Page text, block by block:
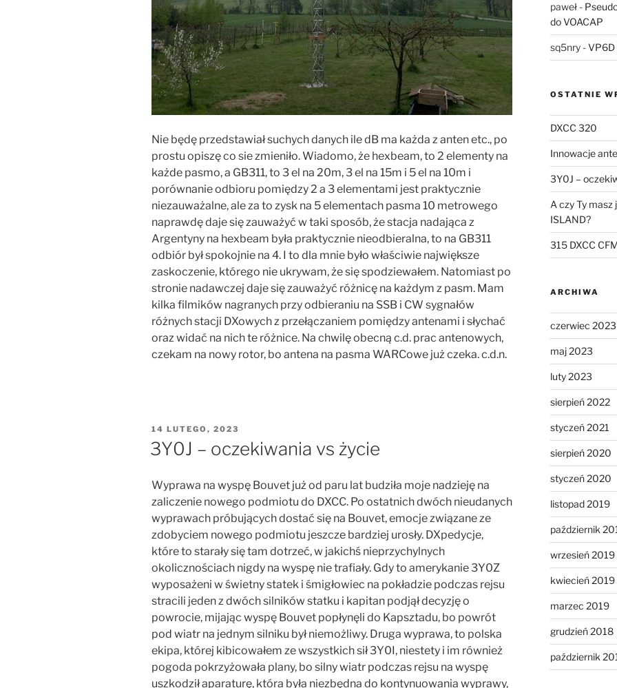
Nie będę przedstawiał suchych danych ile dB ma każda z anten etc., po
prostu opiszę co sie zmieniło. Wiadomo, że hexbeam, to 2 elementy na
każde pasmo, a GB311, to 3 el na 20m, 3 el na 15m i 5 el na 10m i
porównanie odbioru pomiędzy 2 a 3 elementami jest praktycznie
niezauważalne, ale za to zysk na 5 elementach pasma 10 metrowego
naprawdę daje się zauważyć w taki sposób, że stacja nadająca z
Argentyny na hexbeam była praktycznie nieodbieralna, to na GB311
odbiór był spokojnie na 4. I to dla mnie było właściwie największe
zaskoczenie, którego nie ukrywam, że się spodziewałem. Natomiast po
stronie nadawczej daje się zauważyć różnicę na każdym z pasm. Mam
kilka filmików nagranych przy odbieraniu na SSB i CW sygnałów
różnych stacji DXowych z przełączaniem pomiędzy antenami i słychać
oraz widać na nich te różnice. Na chwilę obecną c.d. prac antenowych,
czekam na nowy rotor, bo antena na pasma WARCowe już czeka. c.d.n.
OPUBLIKOWANE
W
14 LUTEGO, 2023
3Y0J – oczekiwania vs życie
Wyprawa na wyspę Bouvet już od paru lat budziła moje nadzieję na
zaliczenie nowego podmiotu do DXCC. Po ostatnich dwóch nieudanych
wyprawach próbujących dostać się na Bouvet, emocje związane ze
zdobyciem nowego podmiotu jeszcze bardziej urosły. DXpedycje,
które to starały się tam dotrzeć, w jakichś nieprzychylnych
okolicznościach nigdy na wyspę nie trafiały. Gdy to amerykanie 3Y0Z
wyposażeni w świetny statek i śmigłowiec na pokładzie podczas rejsu
stracili jeden z dwóch silników statku i kapitan podjął decyzję o
powrocie, mijając wyspę Bouvet popłynęli do Kapsztadu, bo powrót
pod wiatr na jednym silniku był niemożliwy. Druga wyprawa, to polska
ekipa, której kibicowałem ze wszystkich sił 3Y0I, niestety i im również
pogoda pokrzyżowała plany, bo silny wiatr podczas rejsu na wyspę
uszkodził aparaturę, która była niezbędna do kontynuowania wyprawy,
paweł-
do VOACAP
sq5nry-VP6D
OSTATNIE
DXCC 320
Innowacje
3Y0J –
A czy Ty masz
ISLAND?
315 DXCC
ARCHIWA
czerwiec 2023
maj 2023
luty 2023
sierpień 2022
styczeń 2021
sierpień 2020
styczeń 2020
listopad 2019
październik
wrzesień 2019
kwiecień 2019
marzec 2019
grudzień 2018
październik